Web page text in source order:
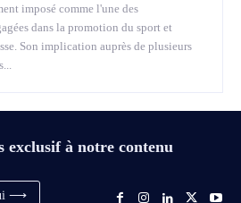
imposé comme l'une des
dans la promotion du sport et
Son implication auprès de plusieurs
exclusif à notre contenu
⟶